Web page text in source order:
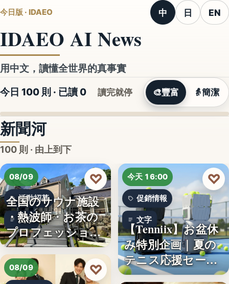
今日版 · IDAEO 中 日 EN
IDAEO AI News
用中文，讀懂全世界的真事實
今日 100 則 · 已讀 0 讀完就停 🎨豐富 👵簡潔
新聞河
100 則 · 由上到下
08/09
活動招募
文字
全国のサウナ施設
・熱波師・お茶の
プロフェッショナ
ル募集！…
♡
08/09 ♡
今天 16:00
促銷情報
文字
【Tenniix】お盆休
み特別企画｜夏の
テニス応援セー
ル…
♡